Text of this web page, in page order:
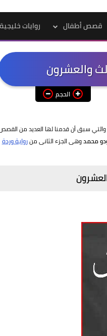
قصص أطفال روايات خليجية
والعشرون
الحجم
والتي سبق أن قدمنا لها العديد من
محمدوهى الجزء الثانى منرواية وردة